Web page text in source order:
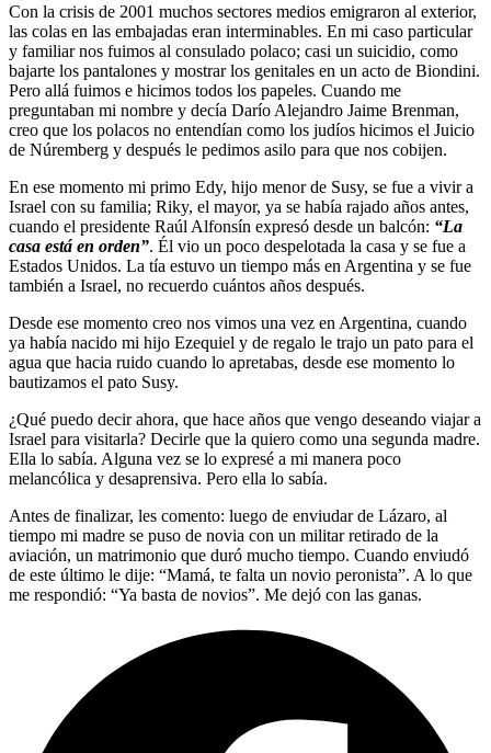
Con la crisis de 2001 muchos sectores medios emigraron al exterior,
las colas en las embajadas eran interminables. En mi caso particular
y familiar nos fuimos al consulado polaco; casi un suicidio, como
bajarte los pantalones y mostrar los genitales en un acto de Biondini.
Pero allá fuimos e hicimos todos los papeles. Cuando me
preguntaban mi nombre y decía Darío Alejandro Jaime Brenman,
creo que los polacos no entendían como los judíos hicimos el Juicio
de Núremberg y después le pedimos asilo para que nos cobijen.
En ese momento mi primo Edy, hijo menor de Susy, se fue a vivir a
Israel con su familia; Riky, el mayor, ya se había rajado años antes,
cuando el presidente Raúl Alfonsín expresó desde un balcón: “La
casa está en orden”. Él vio un poco despelotada la casa y se fue a
Estados Unidos. La tía estuvo un tiempo más en Argentina y se fue
también a Israel, no recuerdo cuántos años después.
Desde ese momento creo nos vimos una vez en Argentina, cuando
ya había nacido mi hijo Ezequiel y de regalo le trajo un pato para el
agua que hacia ruido cuando lo apretabas, desde ese momento lo
bautizamos el pato Susy.
¿Qué puedo decir ahora, que hace años que vengo deseando viajar a
Israel para visitarla? Decirle que la quiero como una segunda madre.
Ella lo sabía. Alguna vez se lo expresé a mi manera poco
melancólica y desaprensiva. Pero ella lo sabía.
Antes de finalizar, les comento: luego de enviudar de Lázaro, al
tiempo mi madre se puso de novia con un militar retirado de la
aviación, un matrimonio que duró mucho tiempo. Cuando enviudó
de este último le dije: “Mamá, te falta un novio peronista”. A lo que
me respondió: “Ya basta de novios”. Me dejó con las ganas.